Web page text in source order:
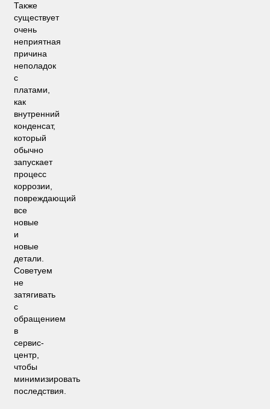
Также
существует
очень
неприятная
причина
неполадок
с
платами,
как
внутренний
конденсат,
который
обычно
запускает
процесс
коррозии,
повреждающий
все
новые
и
новые
детали.
Советуем
не
затягивать
с
обращением
в
сервис-
центр,
чтобы
минимизировать
последствия.